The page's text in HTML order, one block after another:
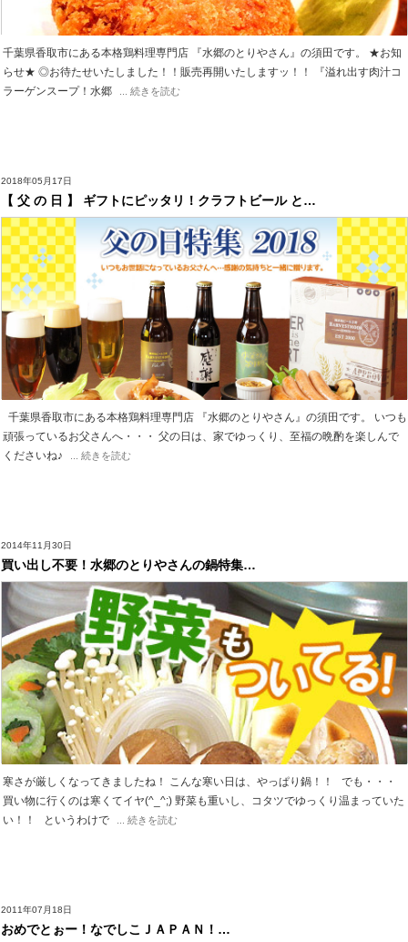
千葉県香取市にある本格鶏料理専門店 『水郷のとりやさん』の須田です。 ★お知
らせ★ ◎お待たせいたしました！！販売再開いたしますッ！！ 『溢れ出す肉汁コ
ラーゲンスープ！水郷
... 続きを読む
2018年05月17日
【 父 の 日 】 ギフトにピッタリ！クラフトビール と…
千葉県香取市にある本格鶏料理専門店 『水郷のとりやさん』の須田です。 いつも
頑張っているお父さんへ・・・ 父の日は、家でゆっくり、至福の晩酌を楽しんで
くださいね♪
... 続きを読む
2014年11月30日
買い出し不要！水郷のとりやさんの鍋特集…
寒さが厳しくなってきましたね！ こんな寒い日は、やっぱり鍋！！ でも・・・
買い物に行くのは寒くてイヤ(^_^;) 野菜も重いし、コタツでゆっくり温まっていた
い！！ というわけで
... 続きを読む
2011年07月18日
おめでとぉー！なでしこＪＡＰＡＮ！…